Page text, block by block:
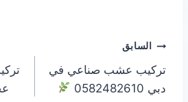
تصفّح
المقالات
السابق
تركيب عشب صناعي في
دبي 0582482610